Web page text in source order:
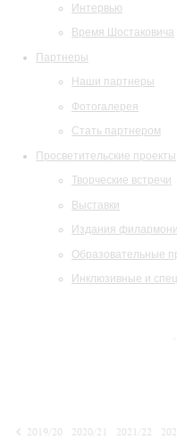
Интервью
Время Шостаковича
Партнеры
Наши партнеры
Фотогалерея
Стать партнером
Просветительские проекты
Творческие встречи
Выставки
Издания
Образовательные
Инклюзивные и
2019/20
2020/21 2021/22